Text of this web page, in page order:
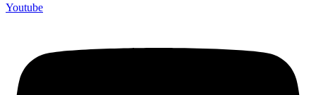
Youtube